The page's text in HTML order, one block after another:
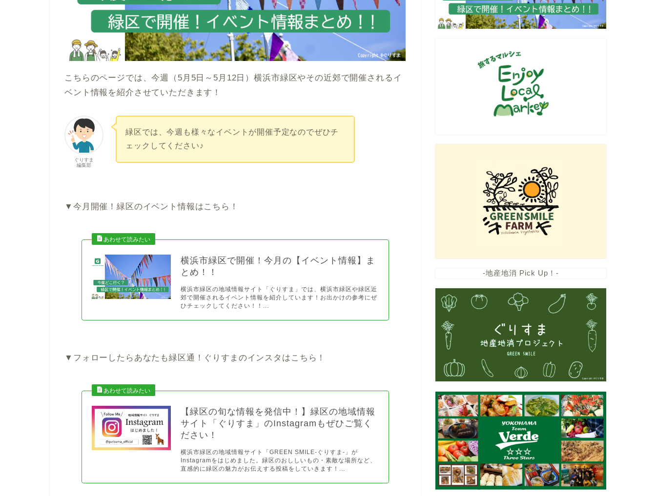
こちらのページでは、今週（5月5日～5月12日）横浜市緑区やその近郊で開催されるイ
ベント情報を紹介させていただきます！
ぐりすま
編集部
緑区では、今週も様々なイベントが開催予定なのでぜひチ
ェックしてください♪
▼今月開催！緑区のイベント情報はこちら！
横浜市緑区で開催！今月の【イベント情報】ま
とめ！！
横浜市緑区の地域情報サイト「ぐりすま」では、横浜市緑区や緑区近
郊で開催されるイベント情報を紹介しています！お出かけの参考にぜ
ひチェックしてください！！...
▼フォローしたらあなたも緑区通！ぐりすまのインスタはこちら！
【緑区の旬な情報を発信中！】緑区の地域情報
サイト「ぐりすま」のInstagramもぜひご覧く
ださい！
横浜市緑区の地域情報サイト「GREEN SMILE-ぐりすま-」が
Instagramをはじめました。緑区のおししいもの・素敵な場所など、
直感的に緑区の魅力がお伝えする投稿をしていきます！...
-地産地消 Pick Up！-